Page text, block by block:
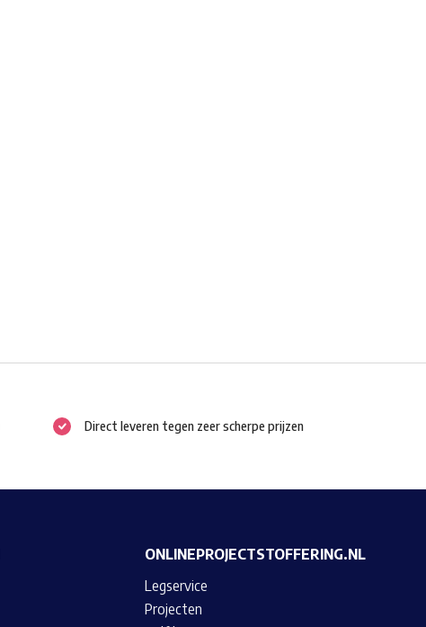
Direct leveren tegen zeer scherpe prijzen
ONLINEPROJECTSTOFFERING.NL
Legservice
Projecten